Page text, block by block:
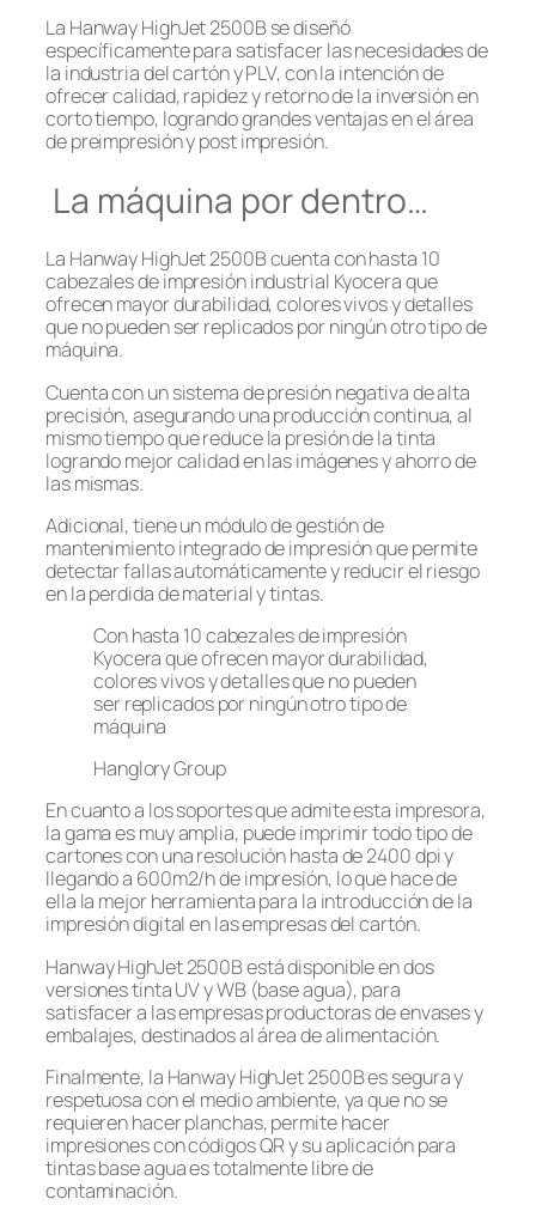
La Hanway HighJet 2500B se diseñó
específicamente para satisfacer las necesidades de
la industria del cartón y PLV, con la intención de
ofrecer calidad, rapidez y retorno de la inversión en
corto tiempo, logrando grandes ventajas en el área
de preimpresión y post impresión.
La máquina por dentro…
La Hanway HighJet 2500B cuenta con hasta 10
cabezales de impresión industrial Kyocera que
ofrecen mayor durabilidad, colores vivos y detalles
que no pueden ser replicados por ningún otro tipo de
máquina.
Cuenta con un sistema de presión negativa de alta
precisión, asegurando una producción continua, al
mismo tiempo que reduce la presión de la tinta
logrando mejor calidad en las imágenes y ahorro de
las mismas.
Adicional, tiene un módulo de gestión de
mantenimiento integrado de impresión que permite
detectar fallas automáticamente y reducir el riesgo
en la perdida de material y tintas.
Con hasta 10 cabezales de impresión
Kyocera que ofrecen mayor durabilidad,
colores vivos y detalles que no pueden
ser replicados por ningún otro tipo de
máquina
Hanglory Group
En cuanto a los soportes que admite esta impresora,
la gama es muy amplia, puede imprimir todo tipo de
cartones con una resolución hasta de 2400 dpi y
llegando a 600m2/h de impresión, lo que hace de
ella la mejor herramienta para la introducción de la
impresión digital en las empresas del cartón.
Hanway HighJet 2500B está disponible en dos
versiones tinta UV y WB (base agua), para
satisfacer a las empresas productoras de envases y
embalajes, destinados al área de alimentación.
Finalmente, la Hanway HighJet 2500B es segura y
respetuosa con el medio ambiente, ya que no se
requieren hacer planchas, permite hacer
impresiones con códigos QR y su aplicación para
tintas base agua es totalmente libre de
contaminación.